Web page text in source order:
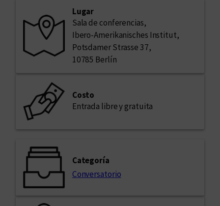
Lugar
Sala de conferencias,
Ibero-Amerikanisches Institut,
Potsdamer Strasse 37,
10785 Berlín
Costo
Entrada libre y gratuita
Categoría
Conversatorio